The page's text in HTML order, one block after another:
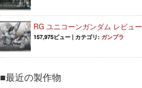
RG ユニコーンガンダム レビュー
157,975ビュー | カテゴリ: ガンプラ
■最近の製作物